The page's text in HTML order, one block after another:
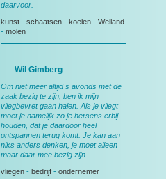
daarvoor.
kunst - schaatsen - koeien - Weiland
- molen
Wil Gimberg
Om niet meer altijd s avonds met de
zaak bezig te zijn, ben ik mijn
vliegbevret gaan halen. Als je vliegt
moet je namelijk zo je hersens erbij
houden, dat je daardoor heel
ontspannen terug komt. Je kan aan
niks anders denken, je moet alleen
maar daar mee bezig zijn.
vliegen - bedrijf - ondernemer